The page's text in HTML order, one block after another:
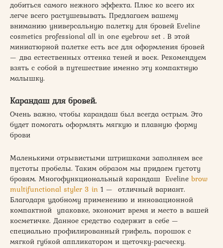
добиться самого нежного эффекта. Плюс ко всего их
легче всего растушевывать. Предлагаем вашему
вниманию универсальную палетку для бровей Eveline
cosmetics professional all in one eyebrow set . В этой
миниатюрной палетке есть все для оформления бровей
— два естественных оттенка теней и воск. Рекомендуем
взять с собой в путешествие именно эту компактную
малышку.
Карандаш для бровей.
Очень важно, чтобы карандаш был всегда острым. Это
будет помогать оформлять мягкую и плавную форму
брови
Маленькими отрывистыми штришками заполняем все
пустоты пробелы. Таким образом мы придаем густоту
бровям. Многофункциональный карандаш Eveline brow
multifunctional styler 3 in 1 — отличный вариант.
Благодаря удобному применению и инновационной
компактной упаковке, экономит время и место в вашей
косметичке. Данное средство содержит в себе —
специально профилированный грифель, порошок с
мягкой губкой аппликатором и щеточку-расческу.